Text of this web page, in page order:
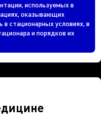
используемых в
оказывающих
стационарных условиях, в
и порядков их